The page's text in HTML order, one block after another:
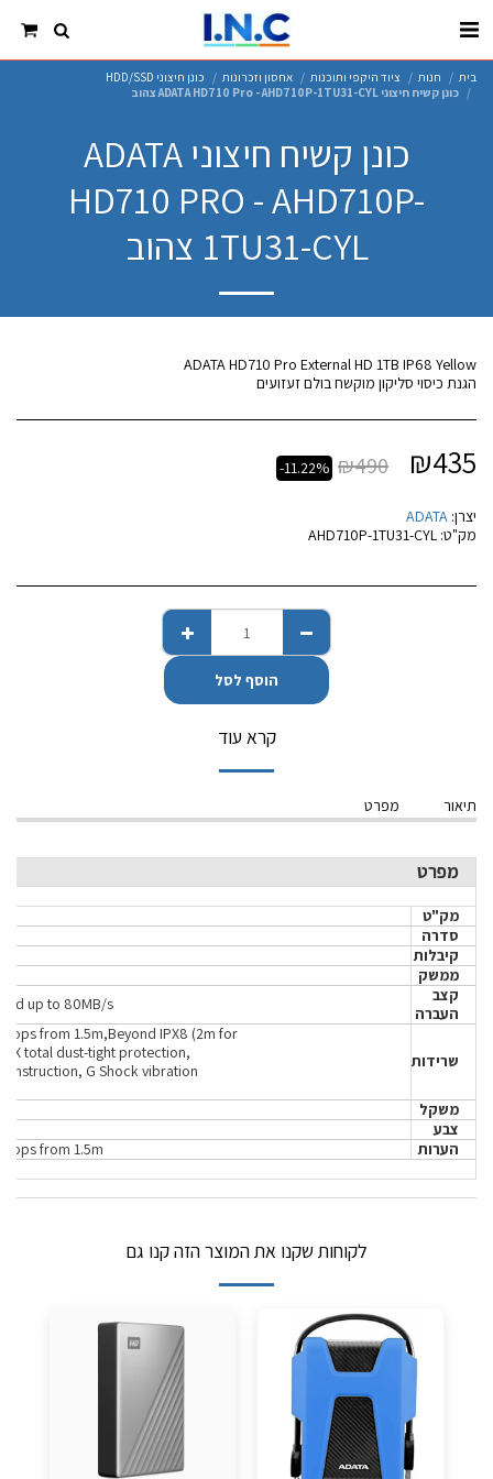
בית חנות ציוד היקפי ותוכנות אחסון וזכרונות
כונן חיצוני HDD/SSD
כונן קשיח חיצוני ADATA HD710 Pro - AHD710P-1TU31-CYL צהוב
כונן קשיח חיצוני ADATA
HD710 PRO - AHD710P-
1TU31-CYL צהוב
הגנת כיסוי סליקון מוקשח בולם זעזועים
₪435
₪490
-11.22%
יצרן: ADATA
מק"ט: AHD710P-1TU31-CYL
הוסף לסל
קרא עוד
תיאור מפרט
מפרט
מק"ט
סדרה
קיבלות
ממשק
קצב
העברה
up to 80MB/s
שרידות
from 1.5m,Beyond IPX8 (2m for
total dust-tight protection,
G Shock vibration
משקל
צבע
הערות
from 1.5m
לקוחות שקנו את המוצר הזה קנו גם